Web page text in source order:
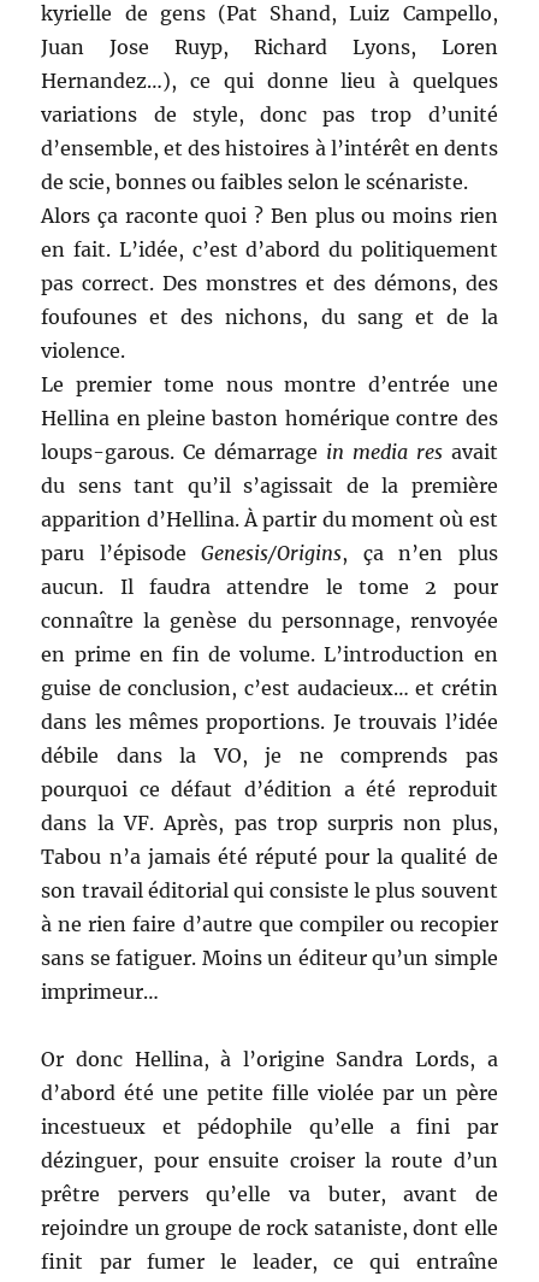
kyrielle de gens (Pat Shand, Luiz Campello,
Juan Jose Ruyp, Richard Lyons, Loren
Hernandez…), ce qui donne lieu à quelques
variations de style, donc pas trop d’unité
d’ensemble, et des histoires à l’intérêt en dents
de scie, bonnes ou faibles selon le scénariste.
Alors ça raconte quoi ? Ben plus ou moins rien
en fait. L’idée, c’est d’abord du politiquement
pas correct. Des monstres et des démons, des
foufounes et des nichons, du sang et de la
violence.
Le premier tome nous montre d’entrée une
Hellina en pleine baston homérique contre des
loups-garous. Ce démarrage in media resavait
du sens tant qu’il s’agissait de la première
apparition d’Hellina. À partir du moment où est
paru l’épisodeGenesis/Origins, ça n’en plus
aucun. Il faudra attendre le tome 2 pour
connaître la genèse du personnage, renvoyée
en prime en fin de volume. L’introduction en
guise de conclusion, c’est audacieux… et crétin
dans les mêmes proportions. Je trouvais l’idée
débile dans la VO, je ne comprends pas
pourquoi ce défaut d’édition a été reproduit
dans la VF. Après, pas trop surpris non plus,
Tabou n’a jamais été réputé pour la qualité de
son travail éditorial qui consiste le plus souvent
à ne rien faire d’autre que compiler ou recopier
sans se fatiguer. Moins un éditeur qu’un simple
imprimeur…
Or donc Hellina, à l’origine Sandra Lords, a
d’abord été une petite fille violée par un père
incestueux et pédophile qu’elle a fini par
dézinguer, pour ensuite croiser la route d’un
prêtre pervers qu’elle va buter, avant de
rejoindre un groupe de rock sataniste, dont elle
finit par fumer le leader, ce qui entraîne